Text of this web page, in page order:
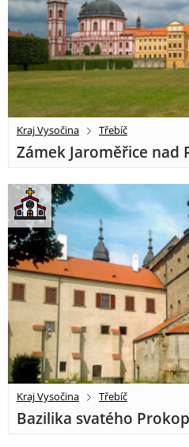
Kraj Vysočina Třebíč
Zámek Jaroměřice nad
Kraj Vysočina Třebíč
Bazilika svatého